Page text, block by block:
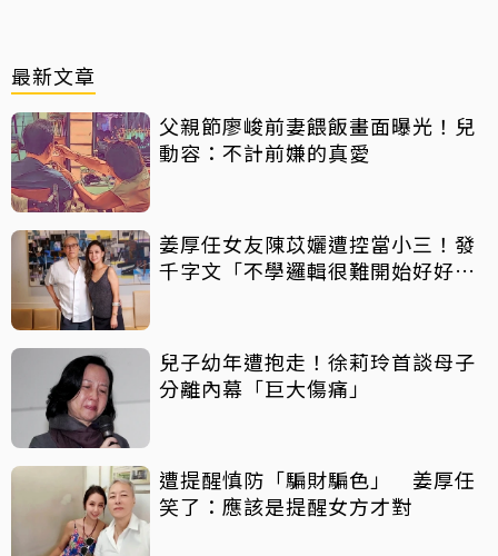
最新文章
父親節廖峻前妻餵飯畫面曝光！兒
動容：不計前嫌的真愛
姜厚任女友陳苡孋遭控當小三！發
千字文「不學邏輯很難開始好好
兒子幼年遭抱走！徐莉玲首談母子
分離內幕「巨大傷痛」
遭提醒慎防「騙財騙色」 姜厚任
笑了：應該是提醒女方才對